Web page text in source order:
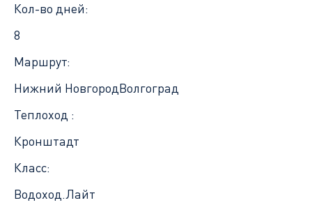
Кол-во дней:
8
Маршрут:
Нижний НовгородВолгоград
Теплоход :
Кронштадт
Класс:
Водоход.Лайт